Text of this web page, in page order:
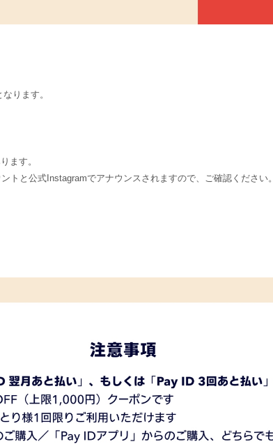
ります。
ます。
と公式Instagramでアナウンスされますので、ご確認ください。